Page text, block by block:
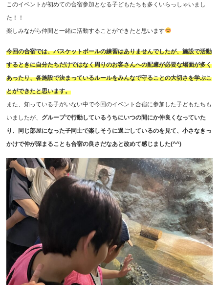
このイベントが初めての合宿参加となる子どもたちも多くいらっしゃいまし
た！！
楽しみながら仲間と一緒に活動することができたと思います
今回の合宿では、バスケットボールの練習はありませんでしたが、施設で活動
するときに自分たちだけではなく周りのお客さんへの配慮が必要な場面が多く
あったり、各施設で決まっているルールをみんなで守ることの大切さを学ぶこ
とができたと思います。
また、知っている子がいない中で今回のイベント合宿に参加した子どもたちも
いましたが、 グループで行動しているうちにいつの間にか仲良くなっていた
り、同じ部屋になった子同士で楽しそうに過ごしているのを見て、小さなきっ
かけで仲が深まることも合宿の良さだなあと改めて感じました(^^)